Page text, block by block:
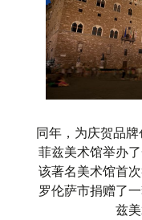
同年，为庆贺品
菲兹美术馆举办
该著名美术馆首
罗伦萨市捐赠了
兹